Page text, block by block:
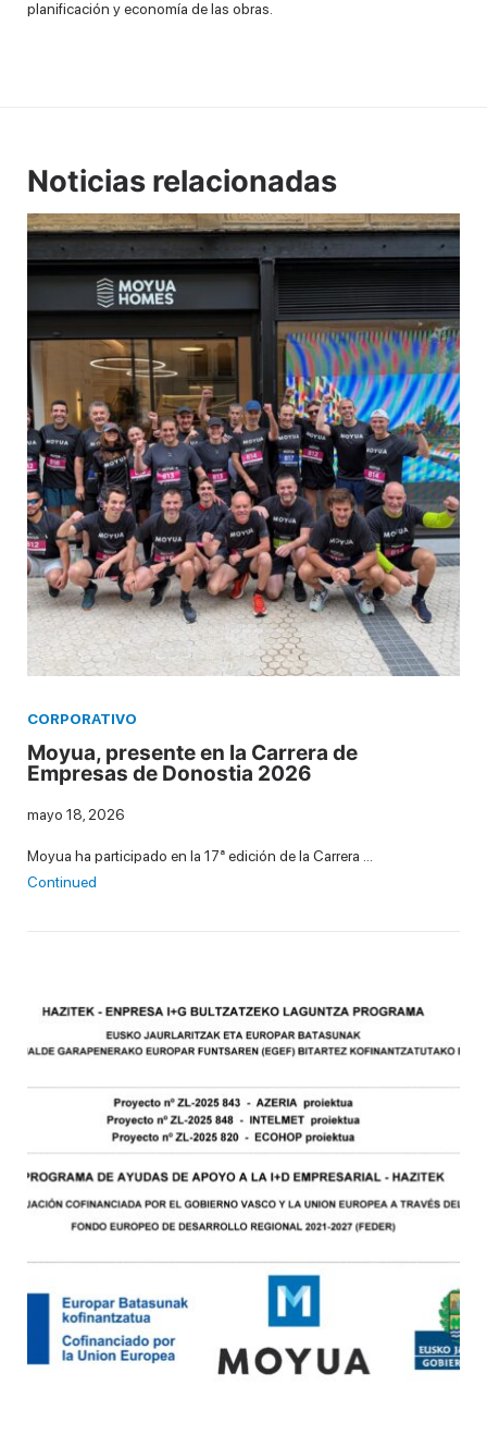
planificación y economía de las obras.
Noticias relacionadas
CORPORATIVO
Moyua, presente en la Carrera de
Empresas de Donostia 2026
mayo 18, 2026
Moyua ha participado en la 17ª edición de la Carrera …
Continued